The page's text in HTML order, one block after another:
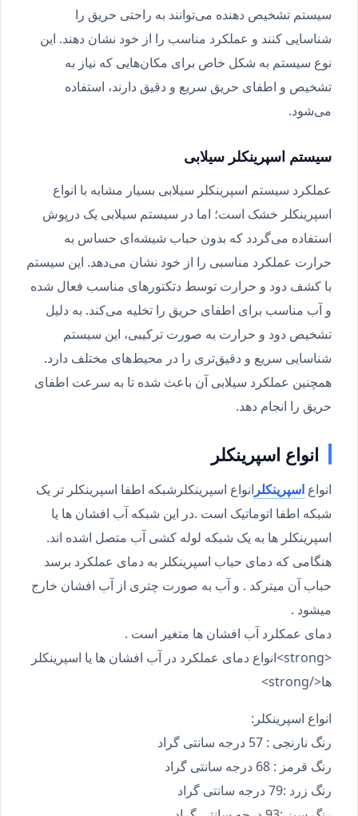
سیستم تشخیص دهنده می‌توانند به راحتی حریق را
شناسایی کنند و عملکرد مناسب را از خود نشان دهند. این
نوع سیستم به شکل خاص برای مکان‌هایی که نیاز به
تشخیص و اطفای حریق سریع و دقیق دارند، استفاده
می‌شود.
سیستم اسپرینکلر سیلابی
عملکرد سیستم اسپرینکلر سیلابی بسیار مشابه با انواع
اسپرینکلر خشک است؛ اما در سیستم سیلابی یک درپوش
استفاده می‌گردد که بدون حباب شیشه‌ای حساس به
حرارت عملکرد مناسبی را از خود نشان می‌دهد. این سیستم
با کشف دود و حرارت توسط دتکتورهای مناسب فعال شده
و آب مناسب برای اطفای حریق را تخلیه می‌کند. به دلیل
تشخیص دود و حرارت به صورت ترکیبی، این سیستم
شناسایی سریع و دقیق‌تری را در محیط‌های مختلف دارد.
همچنین عملکرد سیلابی آن باعث شده تا به سرعت اطفای
حریق را انجام دهد.
انواع اسپرینکلر
انواع اسپرینکلر انواع اسپرینکلرشبکه اطفا اسپرینکلر تر یک
شبکه اطفا اتوماتیک است .در این شبکه آب افشان ها یا
اسپرینکلر ها به یک شبکه لوله کشی آب متصل اشده اند.
هنگامی که دمای حباب اسپرینکلر به دمای عملکرد برسد
حباب آن میترکد . و آب به صورت چتری از آب افشان خارج
میشود .
دمای عمکلرد آب افشان ها متغیر است .
<strong>انواع دمای عملکرد در آب افشان ها یا اسپرینکلر
ها</strong>
انواع اسپرینکلر:
رنگ نارنجی : 57 درجه سانتی گراد
رنگ قرمز : 68 درجه سانتی گراد
رنگ زرد :79 درجه سانتی گراد